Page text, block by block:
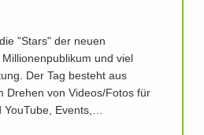
"Stars" der neuen
und viel
Der Tag besteht aus
Drehen von Videos/Fotos für
YouTube, Events,…